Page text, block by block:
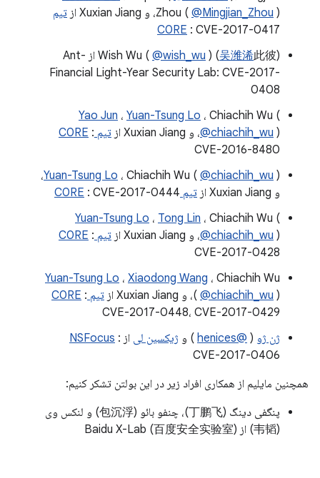
Zhou ( @Mingjian_Zhou )، و Xuxian Jiang از
تیم
C0RE : CVE-2017-0417
Wish Wu ( @wish_wu ) (吴潍浠
此彼) از Ant-
Financial Light-Year Security Lab: CVE-2017-
0408
Yao Jun ، Yuan-Tsung Lo ، Chiachih Wu (
@chiachih_wu )، و Xuxian Jiang از تیم C0RE :
CVE-2016-8480
Yuan-Tsung Lo ، Chiachih Wu ( @chiachih_wu
)،
و Xuxian Jiang از
تیم C0RE : CVE-2017-0444
Yuan-Tsung Lo ، Tong Lin ، Chiachih Wu (
@chiachih_wu )، و Xuxian Jiang از تیم C0RE :
CVE-2017-0428
Yuan-Tsung Lo ، Xiaodong Wang ، Chiachih Wu
( @chiachih_wu )، و Xuxian Jiang از تیم C0RE :
CVE-2017-0448، CVE-2017-0429
ژن ژو (
@henices ) و ژیکسین لی از NSFocus :
CVE-2017-0406
همچنین مایلیم از همکاری افراد زیر در این بولتن تشکر کنیم:
پنگفی دینگ (丁鹏飞)، چنفو بائو (包沉浮) و لنکس وی
(韦韬) از Baidu X-Lab (百度安全实验室)